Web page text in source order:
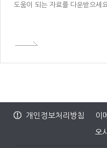
도움이 되는 자료를 다운받으세
개인정보처리방침 이
오